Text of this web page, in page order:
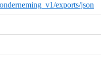
exports/json